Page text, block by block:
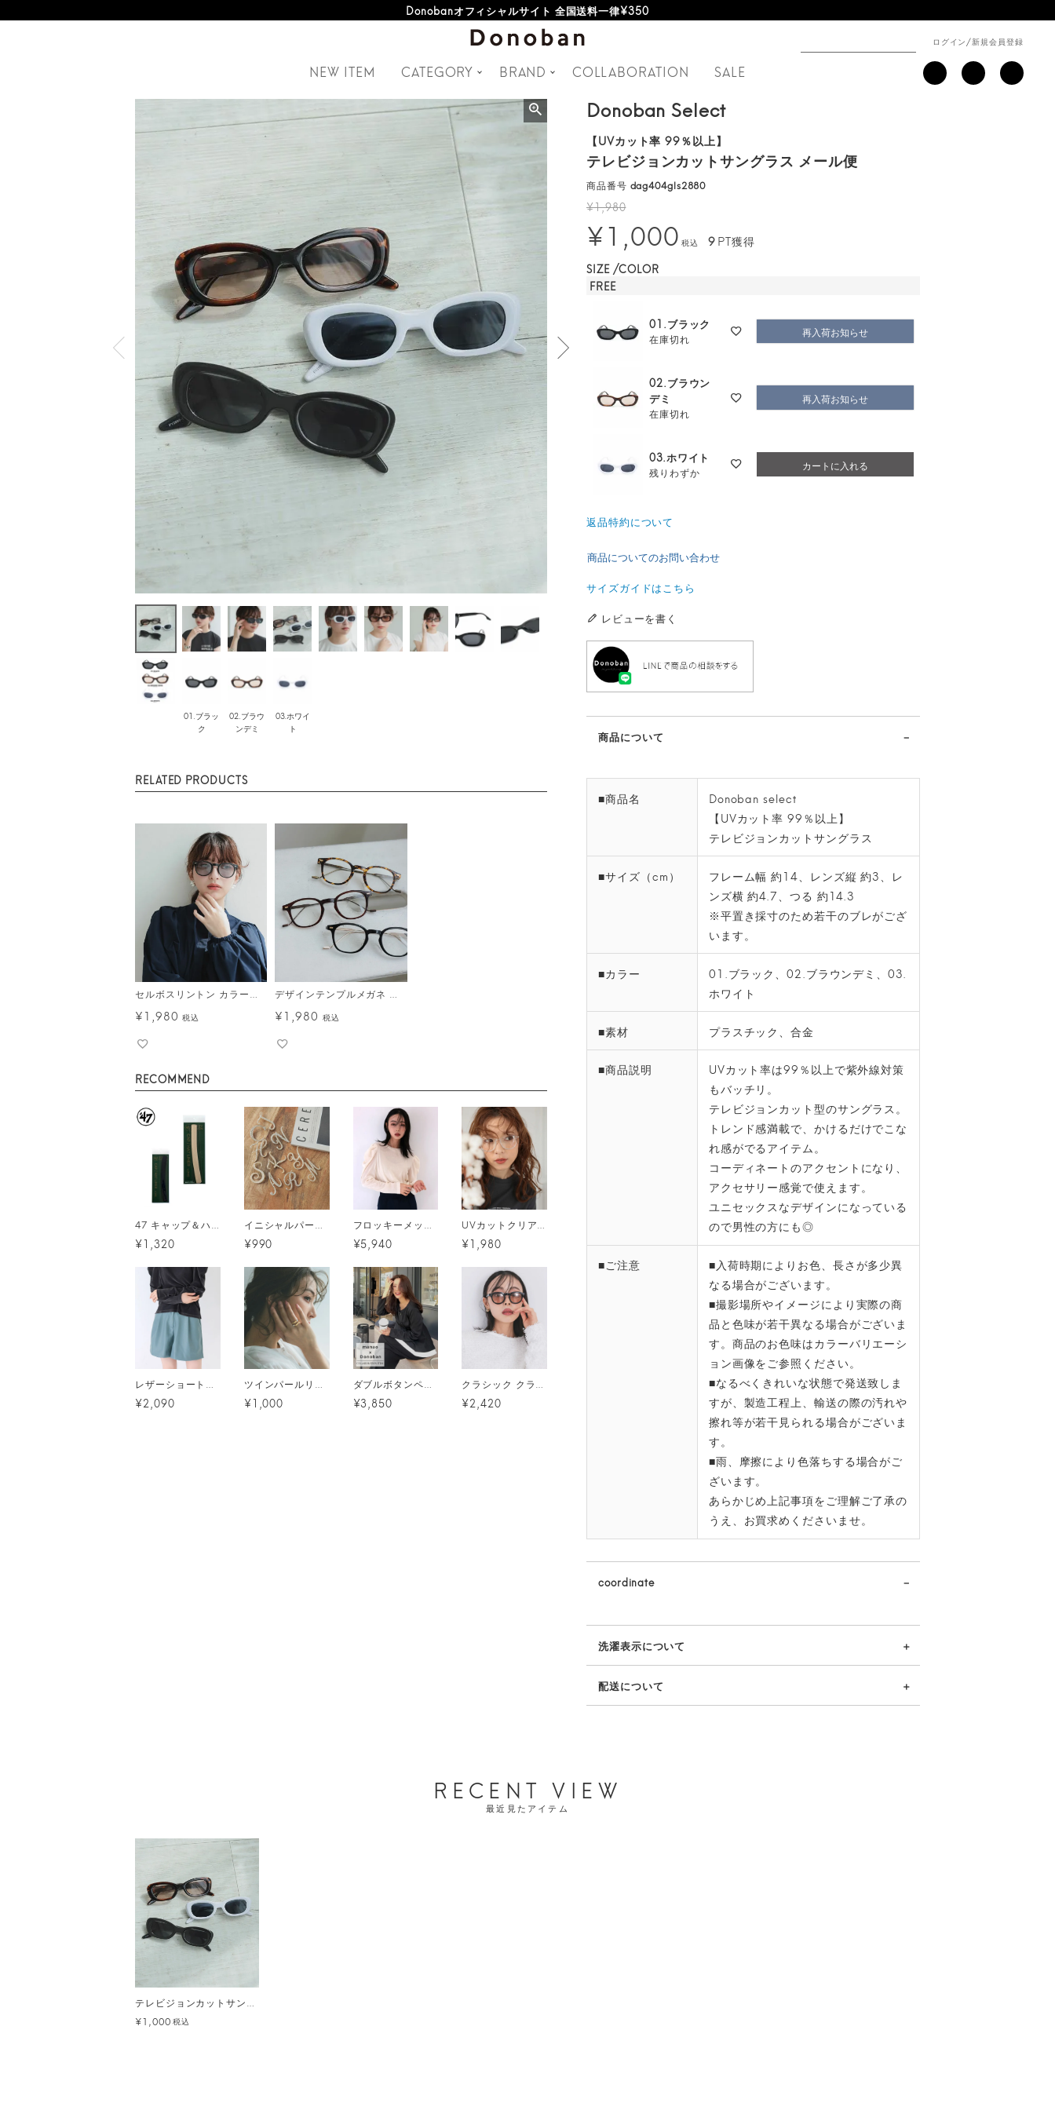
オフィシャルサイト新規会員登録特典 500ポイントプレゼント
ログイン/新規会員登録
NEW ITEM CATEGORY BRAND COLLABORATION SALE
01.ブラッ
ク
02.ブラウ
ンデミ
03.ホワイ
ト
Donoban Select
【UVカット率 99％以上】
テレビジョンカットサングラス メール便
商品番号 dag404gls2880
¥1,980
¥1,000 税込 9PT獲得
SIZE COLOR
FREE
01.ブラック
在庫切れ 再入荷お知らせ
02.ブラウン
デミ
在庫切れ
再入荷お知らせ
03.ホワイト
残りわずか カートに入れる
返品特約について
商品についてのお問い合わせ
サイズガイドはこちら
レビューを書く
商品について
■商品名
Donoban select
【UVカット率 99％以上】
テレビジョンカットサングラス
■サイズ（cm）
フレーム幅 約14、レンズ縦 約3、レ
ンズ横 約4.7、つる 約14.3
※平置き採寸のため若干のブレがござ
います。
■カラー
01.ブラック、02.ブラウンデミ、03.
ホワイト
■素材 プラスチック、合金
■商品説明
UVカット率は99％以上で紫外線対策
もバッチリ。
テレビジョンカット型のサングラス。
トレンド感満載で、かけるだけでこな
れ感がでるアイテム。
コーディネートのアクセントになり、
アクセサリー感覚で使えます。
ユニセックスなデザインになっている
ので男性の方にも◎
■ご注意
■入荷時期によりお色、長さが多少異
なる場合がございます。
■撮影場所やイメージにより実際の商
品と色味が若干異なる場合がございま
す。商品のお色味はカラーバリエーシ
ョン画像をご参照ください。
■なるべくきれいな状態で発送致しま
すが、製造工程上、輸送の際の汚れや
擦れ等が若干見られる場合がございま
す。
■雨、摩擦により色落ちする場合がご
ざいます。
あらかじめ上記事項をご理解ご了承の
うえ、お買求めくださいませ。
coordinate
洗濯表示について
配送について
RELATED PRODUCTS
セルボスリントン カラーサングラス メール便
¥1,980 税込
デザインテンプルメガネ メール便
¥1,980 税込
RECOMMEND
¥1,320 ¥990 ¥5,940 ¥1,980
レザーショートパンツ メール便
¥2,090
ツインパールリング メール便
¥1,000
ダブルボタンペプラムトップス[C]
¥3,850
クラシック クラウンパントサングラス メール便
¥2,420
RECENT VIEW
最近見たアイテム
テレビジョンカットサングラス メール便
¥1,000 税込